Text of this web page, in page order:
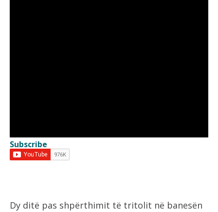
Subscribe
Dy ditë pas shpërthimit të tritolit në banesën